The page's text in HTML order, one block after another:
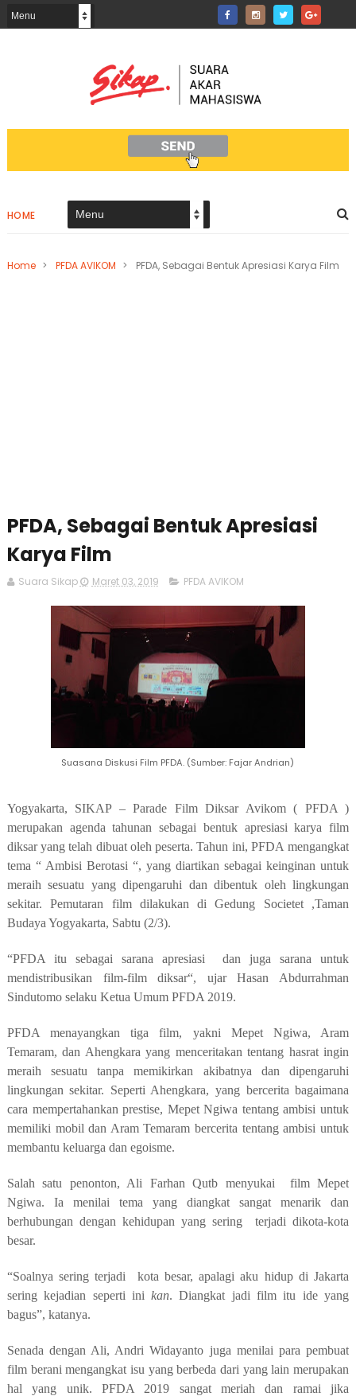
HOME
Home > PFDA AVIKOM > PFDA, Sebagai Bentuk Apresiasi Karya Film
PFDA, Sebagai Bentuk Apresiasi
Karya Film
Suara Sikap Maret 03, 2019 PFDA AVIKOM
Suasana Diskusi Film PFDA. (Sumber: Fajar Andrian)
Yogyakarta,
SIKAP – Parade Film Diksar Avikom ( PFDA )
merupakan agenda tahunan sebagai bentuk apresiasi karya film
diksar yang telah dibuat olehpeserta. Tahun ini, PFDA mengangkat
tema “ Ambisi Berotasi “, yang diartikan sebagai keinginan untuk
meraih sesuatu yang dipengaruhi dan dibentuk oleh lingkungan
sekitar. Pemutaran film dilakukan di
Gedung Societet ,Taman
Budaya Yogyakarta, Sabtu (2/3).
“PFDA itu sebagai sarana apresiasi
dan juga sarana untuk
mendistribusikan film-film diksar“, ujar Hasan Abdurrahman
Sindutomo selaku Ketua Umum PFDA 2019.
PFDA menayangkan tiga film,
yakni Mepet Ngiwa, Aram
Temaram, dan Ahengkara yang menceritakan tentang hasrat ingin
meraih sesuatu tanpa memikirkan akibatnya dan dipengaruhi
lingkungan sekitar. Seperti Ahengkara, yang bercerita bagaimana
cara mempertahankan prestise, Mepet Ngiwa tentang ambisi untuk
memiliki mobil dan Aram Temaram bercerita tentangambisi untuk
membantu keluarga dan egoisme.
Salah satu penonton, Ali Farhan Qutb menyukai
film Mepet
Ngiwa. Ia menilai tema yang diangkat sangat menarikdan
berhubungan dengan kehidupan yang sering
terjadi dikota-kota
besar.
“Soalnya sering terjadi kota besar, apalagi aku hidup di Jakarta
sering kejadian seperti inikan. Diangkat jadi film itu ide yang
bagus”, katanya.
Senada dengan Ali, Andri Widayanto juga menilai para pembuat
film berani mengangkat isu yang berbeda dari yang lain merupakan
hal yang unik. PFDA 2019 sangat meriah dan ramai jika